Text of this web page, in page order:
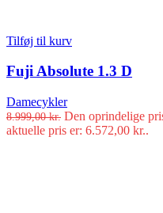
Tilføj til kurv
Fuji Absolute 1.3 D
Damecykler
8.999,00kr. Den oprindelige
aktuelle pris er: 6.572,00 kr..